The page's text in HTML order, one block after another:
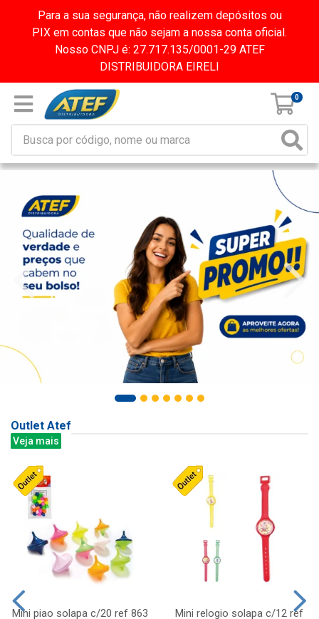
Para a sua segurança, não realizem depósitos ou
PIX em contas que não sejam a nossa conta oficial.
Nosso CNPJ é: 27.717.135/0001-29 ATEF
DISTRIBUIDORA EIRELI
0
Outlet Atef
Veja mais
Mini piao solapa c/20 ref 863
Mini relogio solapa c/12 ref